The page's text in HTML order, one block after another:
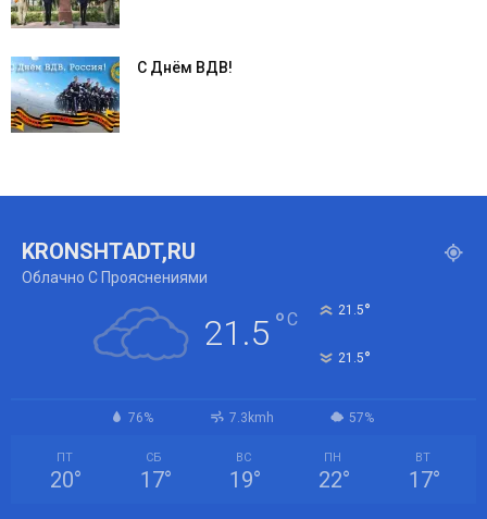
С Днём ВДВ!
KRONSHTADT,RU
Облачно С Прояснениями
21.5 °C 21.5°
21.5°
76% 7.3kmh 57%
ПТ
20°
СБ
17°
ВС
19°
ПН
22°
ВТ
17°